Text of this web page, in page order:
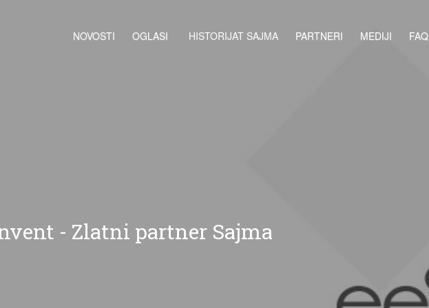
NOVOSTI OGLASI HISTORIJAT SAJMA PARTNERI MEDIJI FAQ
- Zlatni partner Sajma